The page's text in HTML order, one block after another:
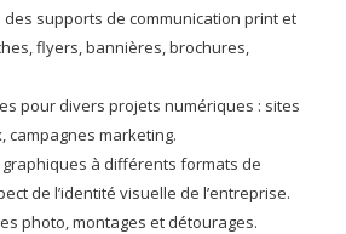
supports de communication print et
flyers, bannières, brochures,
pour divers projets numériques : sites
campagnes marketing.
à différents formats de
de l’identité visuelle de l’entreprise.
photo, montages et détourages.